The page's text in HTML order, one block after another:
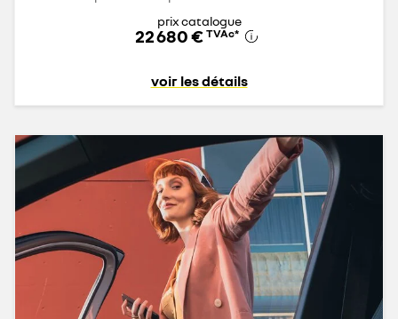
prix catalogue
22 680 € TVAc*
voir les détails